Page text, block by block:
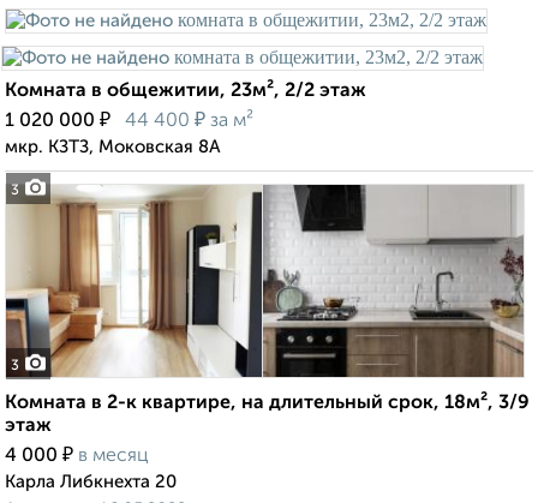
3
Комната в общежитии, 23м², 2/2 этаж
1 020 000 ₽ 44 400 ₽ за м²
мкр. КЗТЗ, Моковская 8А
3
Комната в 2-к квартире, на длительный срок, 18м², 3/9
этаж
4 000 ₽ в месяц
Карла Либкнехта 20